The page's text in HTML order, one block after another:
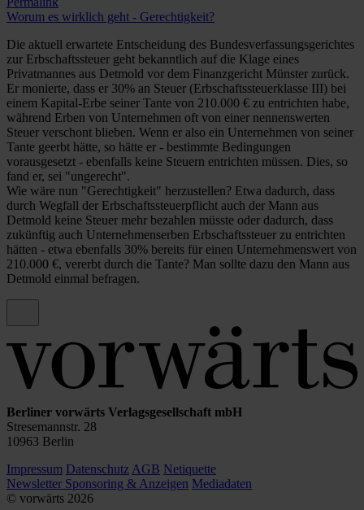
Worum es wirklich geht - Gerechtigkeit?
Die aktuell erwartete Entscheidung des Bundesverfassungsgerichtes
zur Erbschaftssteuer geht bekanntlich auf die Klage eines
Privatmannes aus Detmold vor dem Finanzgericht Münster zurück.
Er monierte, dass er 30% an Steuer (Erbschaftssteuerklasse III) bei
einem Kapital-Erbe seiner Tante von 210.000 € zu entrichten habe,
während Erben von Unternehmen oft von einer nennenswerten
Steuer verschont blieben. Wenn er also ein Unternehmen von seiner
Tante geerbt hätte, so hätte er - bestimmte Bedingungen
vorausgesetzt - ebenfalls keine Steuern entrichten müssen. Dies, so
fand er, sei "ungerecht".
Wie wäre nun "Gerechtigkeit" herzustellen? Etwa dadurch, dass
durch Wegfall der Erbschaftssteuerpflicht auch der Mann aus
Detmold keine Steuer mehr bezahlen müsste oder dadurch, dass
zukünftig auch Unternehmenserben Erbschaftssteuer zu entrichten
hätten - etwa ebenfalls 30% bereits für einen Unternehmenswert von
210.000 €, vererbt durch die Tante? Man sollte dazu den Mann aus
Detmold einmal befragen.
Berliner vorwärts Verlagsgesellschaft mbH
Stresemannstr. 28
10963 Berlin
Impressum Datenschutz AGB Netiquette
Newsletter Sponsoring & Anzeigen Mediadaten
© vorwärts 2026